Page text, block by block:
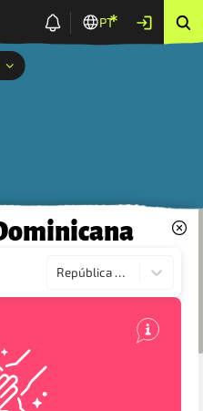
PT
República Dominicana